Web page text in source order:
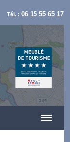
Tél. :06 15 55 65 17